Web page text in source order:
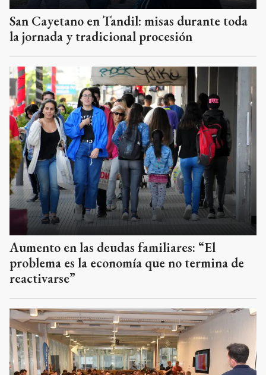
San Cayetano en Tandil: misas durante toda
la jornada y tradicional procesión
Aumento en las deudas familiares: “El
problema es la economía que no termina de
reactivarse”